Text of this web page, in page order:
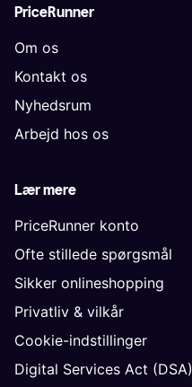
PriceRunner
Om os
Kontakt os
Nyhedsrum
Arbejd hos os
Lær mere
PriceRunner konto
Ofte stillede spørgsmål
Sikker onlineshopping
Privatliv & vilkår
Cookie-indstillinger
Digital Services Act (DSA)